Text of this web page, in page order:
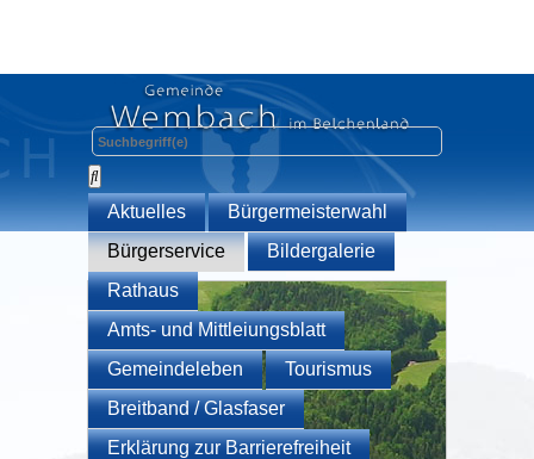
Aktuelles
Bürgermeisterwahl
Bürgerservice
Bildergalerie
Rathaus
Amts- und Mittleiungsblatt
Gemeindeleben
Tourismus
Breitband / Glasfaser
Erklärung zur Barrierefreiheit